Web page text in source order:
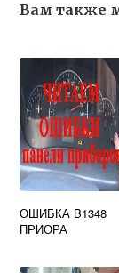
Вам также
ОШИБКА B1348
ПРИОРА